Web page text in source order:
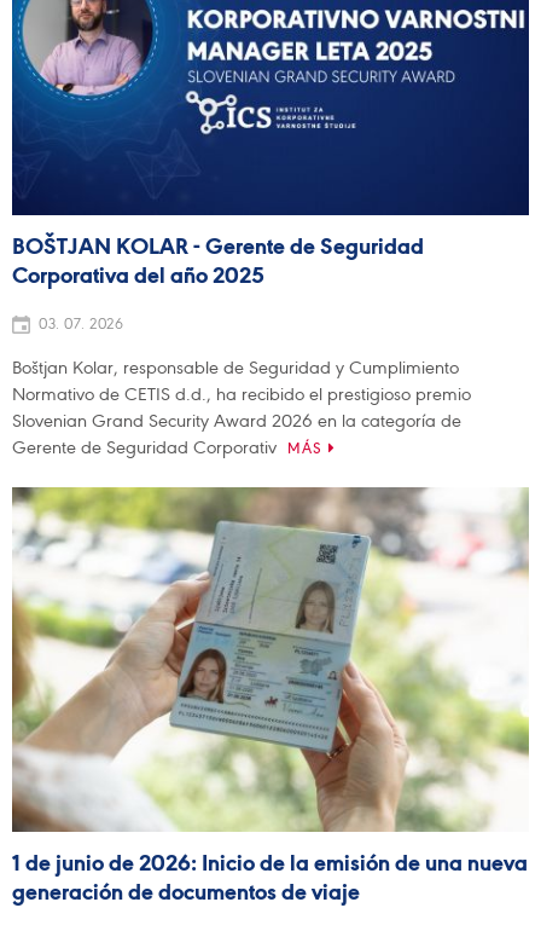
BOŠTJAN KOLAR - Gerente de Seguridad
Corporativa del año 2025
03. 07. 2026
Boštjan Kolar, responsable de Seguridad y Cumplimiento
Normativo de CETIS d.d., ha recibido el prestigioso premio
Slovenian Grand Security Award 2026 en la categoría de
Gerente de Seguridad Corporativ
MÁS
1 de junio de 2026: Inicio de la emisión de una nueva
generación de documentos de viaje